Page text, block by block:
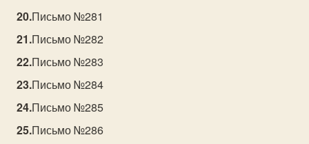
Письмо №281
Письмо №282
Письмо №283
Письмо №284
Письмо №285
Письмо №286